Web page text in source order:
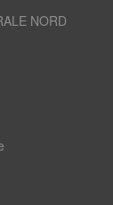
NORD